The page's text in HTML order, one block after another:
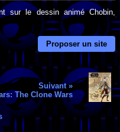
sur le dessin animé Chobin,
Proposer un site
Suivant »
The Clone Wars